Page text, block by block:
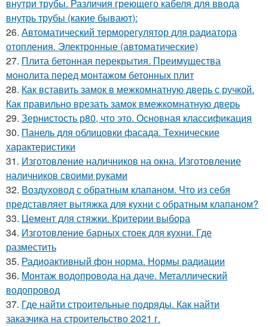
внутри трубы. Различия греющего кабеля для ввода
внутрь трубы (какие бывают):
26. Автоматический терморегулятор для радиатора
отопления. Электронные (автоматические)
27. Плита бетонная перекрытия. Преимущества
монолита перед монтажом бетонных плит
28. Как вставить замок в межкомнатную дверь с ручкой.
Как правильно врезать замок вмежкомнатную дверь
29. Зернистость р80, что это. Основная классификация
30. Панель для облицовки фасада. Технические
характеристики
31. Изготовление наличников на окна. Изготовление
наличников своими руками
32. Воздуховод с обратным клапаном. Что из себя
представляет вытяжка для кухни с обратным клапаном?
33. Цемент для стяжки. Критерии выбора
34. Изготовление барных стоек для кухни. Где
разместить
35. Радиоактивный фон норма. Нормы радиации
36. Монтаж водопровода на даче. Металлический
водопровод
37. Где найти строительные подряды. Как найти
заказчика на строительство 2021 г.